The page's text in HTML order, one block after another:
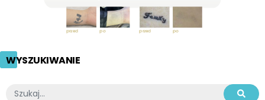
WYSZUKIWANIE